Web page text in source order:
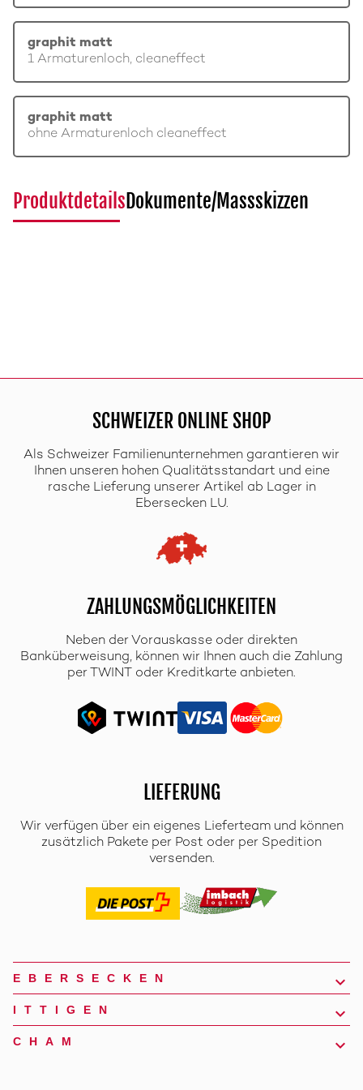
graphit matt
1 Armaturenloch, cleaneffect
graphit matt
ohne Armaturenloch cleaneffect
ProduktdetailsDokumente/Massskizzen
SCHWEIZER ONLINE SHOP
Als Schweizer Familienunternehmen garantieren wir
Ihnen unseren hohen Qualitätsstandart und eine
rasche Lieferung unserer Artikel ab Lager in
Ebersecken LU.
ZAHLUNGSMÖGLICHKEITEN
Neben der Vorauskasse oder direkten
Banküberweisung, können wir Ihnen auch die Zahlung
per TWINT oder Kreditkarte anbieten.
LIEFERUNG
Wir verfügen über ein eigenes Lieferteam und können
zusätzlich Pakete per Post oder per Spedition
versenden.
EBERSECKEN
ITTIGEN
CHAM